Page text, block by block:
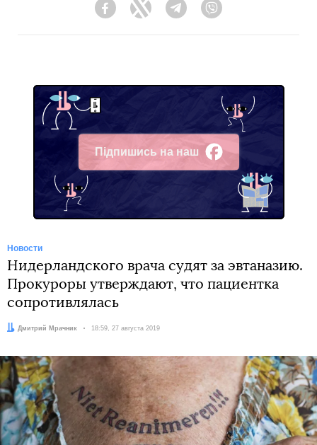
FacebookTwitter Telegram
Підпишись на наш
Facebook
Новости
Нидерландского врача судят за эвтаназию.
Прокуроры утверждают, что пациентка
сопротивлялась
Автор:
Дмитрий Мрачник Дата:
18:59, 27 августа 2019